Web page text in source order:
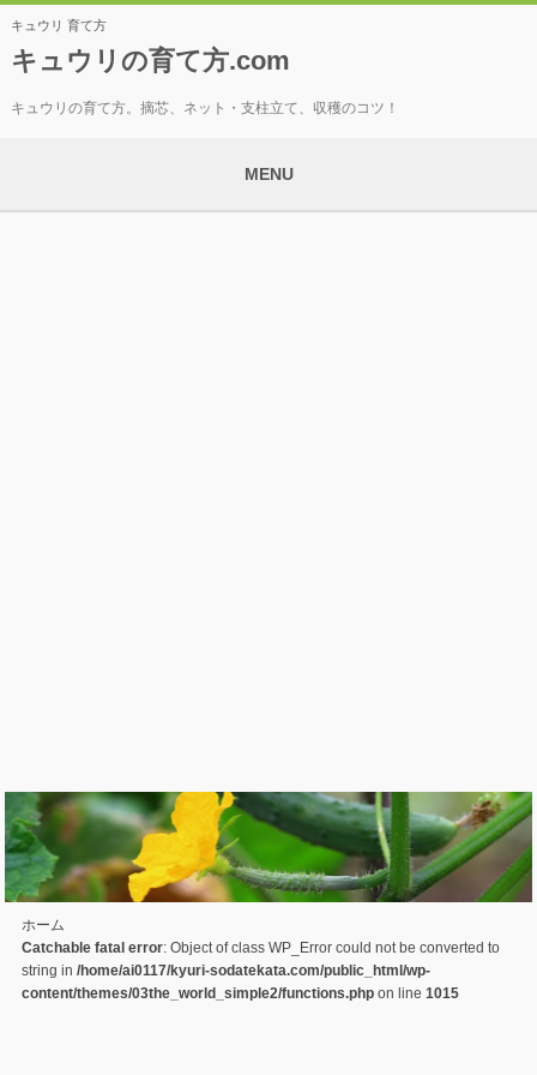
キュウリ 育て方
キュウリの育て方.com
キュウリの育て方。摘芯、ネット・支柱立て、収穫のコツ！
MENU
ホーム
Catchable fatal error: Object of class WP_Error could not be converted to
string in /home/ai0117/kyuri-sodatekata.com/public_html/wp-
content/themes/03the_world_simple2/functions.phpon line 1015